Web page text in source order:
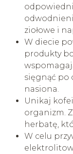
ziołowe i
W diecie
produkty
sięgnąć po
nasiona.
Unikaj
organizm.
herbatę,
W celu